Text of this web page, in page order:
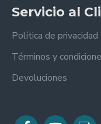
Servicio al
Política de privacidad
Términos y
Devoluciones